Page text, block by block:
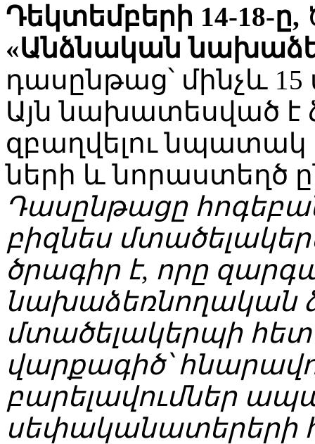
Դեկտեմբերի 14-18-ը,
«Անձնական
դասընթաց՝ մինչև
Այն նախատեսված է
զբաղվելու նպատակ
ների և նորաստեղծ
Դասընթացը
բիզնես
ծրագիր է, որը
նախաձեռնողական
մտածելակերպի
վարքագիծ՝
բարելավումներ
սեփականատերերի